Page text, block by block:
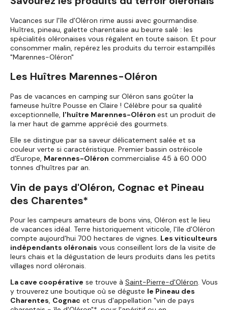
Vacances sur l'île d'Oléron rime aussi avec gourmandise.
Huîtres, pineau, galette charentaise au beurre salé : les
spécialités oléronaises vous régalent en toute saison. Et pour
consommer malin, repérez les produits du terroir estampillés
"Marennes-Oléron"
Les Huîtres Marennes-Oléron
Pas de vacances en camping sur Oléron sans goûter la
fameuse huître Pousse en Claire ! Célèbre pour sa qualité
exceptionnelle, l'huître Marennes-Oléron est un produit de
la mer haut de gamme apprécié des gourmets.
Elle se distingue par sa saveur délicatement salée et sa
couleur verte si caractéristique. Premier bassin ostréicole
d'Europe, Marennes-Oléron commercialise 45 à 60 000
tonnes d'huîtres par an.
Vin de pays d'Oléron, Cognac et Pineau
des Charentes*
Pour les campeurs amateurs de bons vins, Oléron est le lieu
de vacances idéal. Terre historiquement viticole, l'île d'Oléron
compte aujourd'hui 700 hectares de vignes. Les viticulteurs
indépendants oléronais vous conseillent lors de la visite de
leurs chais et la dégustation de leurs produits dans les petits
villages nord oléronais.
La cave coopérative se trouve à Saint-Pierre-d'Oléron. Vous
y trouverez une boutique où se déguste le Pineau des
Charentes, Cognac et crus d'appellation "vin de pays